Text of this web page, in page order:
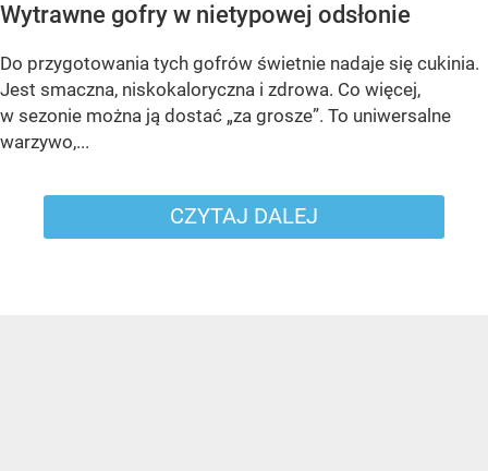
Wytrawne gofry w nietypowej odsłonie
Do przygotowania tych gofrów świetnie nadaje się cukinia.
Jest smaczna, niskokaloryczna i zdrowa. Co więcej,
w sezonie można ją dostać „za grosze”. To uniwersalne
warzywo,...
CZYTAJ DALEJ